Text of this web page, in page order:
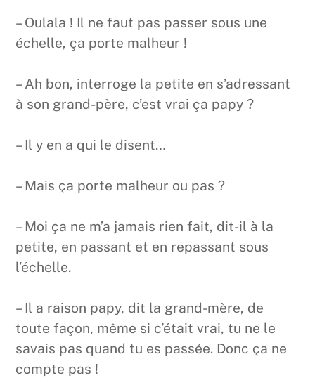
– Oulala ! Il ne faut pas passer sous une
échelle, ça porte malheur !
– Ah bon, interroge la petite en s’adressant
à son grand-père, c’est vrai ça papy ?
– Il y en a qui le disent…
– Mais ça porte malheur ou pas ?
– Moi ça ne m’a jamais rien fait, dit-il à la
petite, en passant et en repassant sous
l’échelle.
– Il a raison papy, dit la grand-mère, de
toute façon, même si c’était vrai, tu ne le
savais pas quand tu es passée. Donc ça ne
compte pas !